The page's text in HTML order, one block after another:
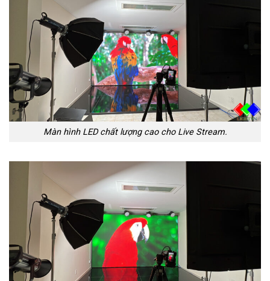
Màn hình LED chất lượng cao cho Live Stream.